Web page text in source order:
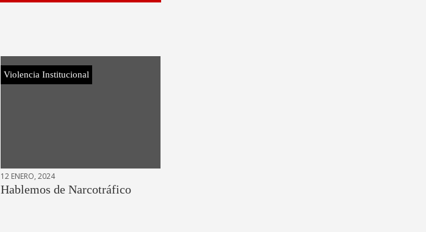
Violencia Institucional
12 ENERO, 2024
Hablemos de Narcotráfico